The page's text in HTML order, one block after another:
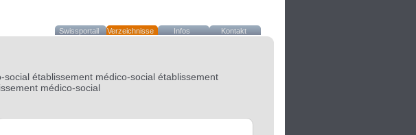
Swissportail Verzeichnisse Infos Kontakt
établissement médico-social établissement
médico-social